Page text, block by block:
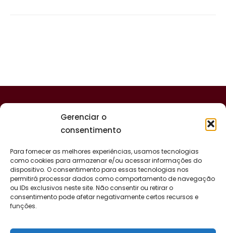
Gerenciar o
consentimento
Para fornecer as melhores experiências, usamos tecnologias
como cookies para armazenar e/ou acessar informações do
dispositivo. O consentimento para essas tecnologias nos
permitirá processar dados como comportamento de navegação
ou IDs exclusivos neste site. Não consentir ou retirar o
consentimento pode afetar negativamente certos recursos e
funções.